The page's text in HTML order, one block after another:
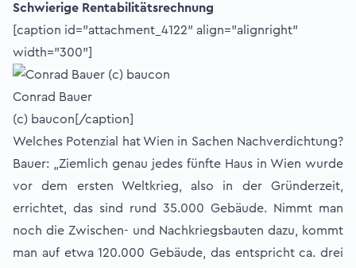
Schwierige Rentabilitätsrechnung
[caption id="attachment_4122" align="alignright"
width="300"]
Conrad Bauer
(c) baucon[/caption]
Welches Potenzial hat Wien in Sachen Nachverdichtung?
Bauer: „Ziemlich genau jedes fünfte Haus in Wien wurde
vor dem ersten Weltkrieg, also in der Gründerzeit,
errichtet, das sind rund 35.000 Gebäude. Nimmt man
noch die Zwischen- und Nachkriegsbauten dazu, kommt
man auf etwa 120.000 Gebäude, das entspricht ca. drei